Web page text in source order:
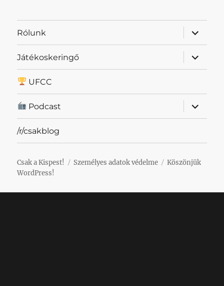
Rólunk
almenü
Játékoskeringő
almenü
UFCC
Podcast
almenü
/r/csakblog
Csak a Kispest! Személyes adatok védelme
Köszönjük
WordPress!